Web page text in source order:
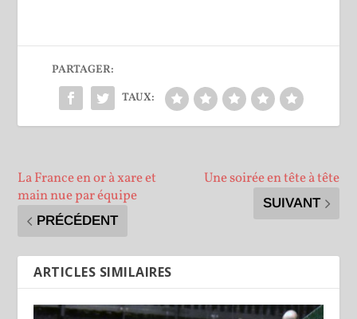
PARTAGER:
TAUX:
La France en or à xare et
main nue par équipe
PRÉCÉDENT
Une soirée en tête à tête
SUIVANT
ARTICLES SIMILAIRES